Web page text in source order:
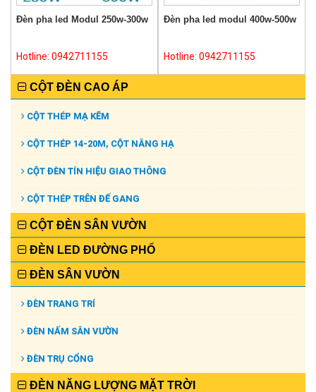
Đèn pha led Modul 250w-300w
Hotline: 0942711155
Đèn pha led modul 400w-500w
Hotline: 0942711155
CỘT ĐÈN CAO ÁP
CỘT THÉP MẠ KẼM
CỘT THÉP 14-20M, CỘT NÂNG HẠ
CỘT ĐÈN TÍN HIỆU GIAO THÔNG
CỘT THÉP TRÊN ĐẾ GANG
CỘT ĐÈN SÂN VƯỜN
ĐÈN LED ĐƯỜNG PHỐ
ĐÈN SÂN VƯỜN
ĐÈN TRANG TRÍ
ĐÈN NẤM SÂN VƯỜN
ĐÈN TRỤ CỔNG
ĐÈN NĂNG LƯỢNG MẶT TRỜI